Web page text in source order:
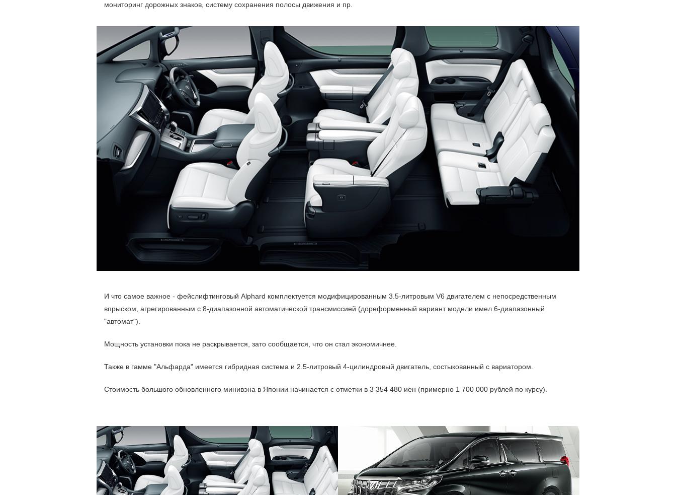
мониторинг дорожных знаков, систему сохранения полосы движения и пр.
И что самое важное - фейслифтинговый Alphard комплектуется модифицированным 3.5-литровым V6 двигателем с непосредственным
впрыском, агрегированным с 8-диапазонной автоматической трансмиссией (дореформенный вариант модели имел 6-диапазонный
"автомат").
Мощность установки пока не раскрывается, зато сообщается, что он стал экономичнее.
Также в гамме "Альфарда" имеется гибридная система и 2.5-литровый 4-цилиндровый двигатель, состыкованный с вариатором.
Стоимость большого обновленного минивэна в Японии начинается с отметки в 3 354 480 иен (примерно 1 700 000 рублей по курсу).